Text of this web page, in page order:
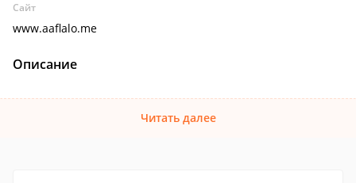
Сайт
www.aaflalo.me
Описание
Читать далее